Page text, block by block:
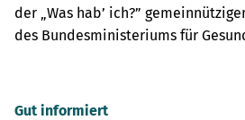
der „Was hab’ ich?”
des Bundesministeriums für
Gut informiert